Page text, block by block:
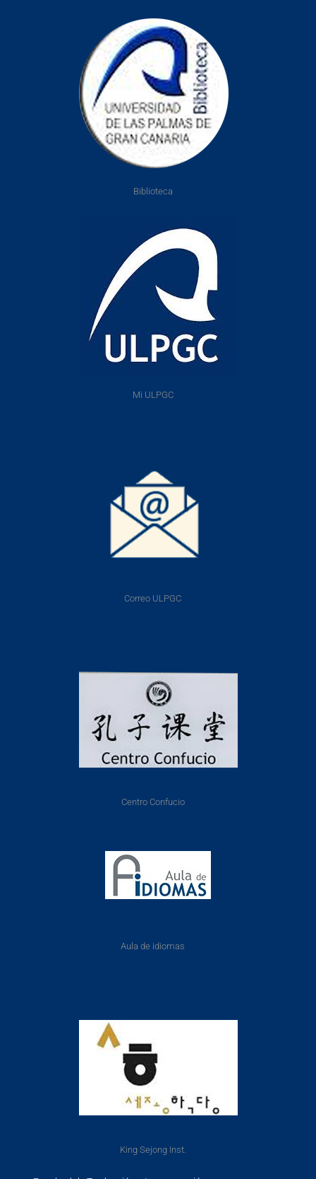
Biblioteca
Mi ULPGC
Correo ULPGC
Centro Confucio
Aula de idiomas
King Sejong Inst.